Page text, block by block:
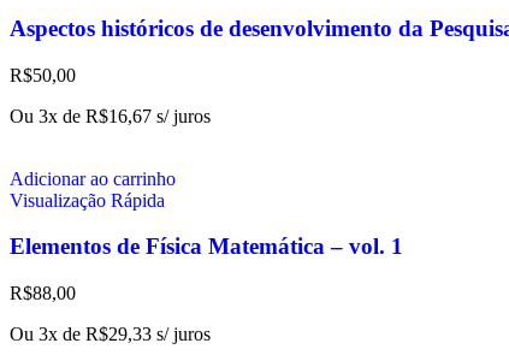
Aspectos históricos de desenvolvimento da
R$50,00
Ou 3x de R$16,67 s/ juros
Adicionar ao carrinho
Visualização Rápida
Elementos de Física Matemática – vol. 1
R$88,00
Ou 3x de R$29,33 s/ juros